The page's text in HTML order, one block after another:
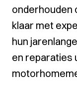
onderhouden
klaar met
hun
en reparaties